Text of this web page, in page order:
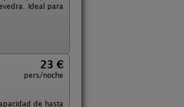
Ideal para
23 €
pers/noche
de hasta